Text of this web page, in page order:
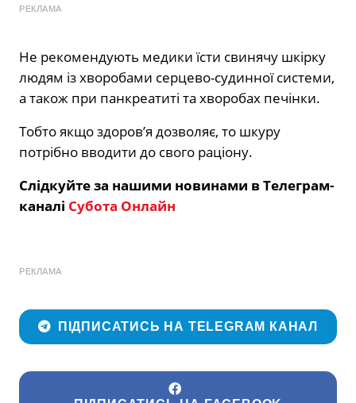
РЕКЛАМА
Не рекомендують медики їсти свинячу шкірку
людям із хворобами серцево-судинної системи,
а також при панкреатиті та хворобах печінки.
Тобто якщо здоров’я дозволяє, то шкуру
потрібно вводити до свого раціону.
Слідкуйте за нашими новинами в Телеграм-
каналі Субота Онлайн
РЕКЛАМА
ПІДПИСАТИСЬ НА TELEGRAM КАНАЛ